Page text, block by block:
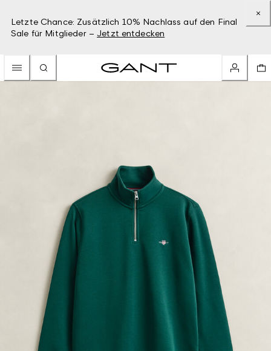
Letzte Chance: Zusätzlich 10% Nachlass auf den Final
Sale für Mitglieder – Jetzt entdecken